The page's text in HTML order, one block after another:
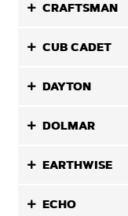
CRAFTSMAN
CUB CADET
DAYTON
DOLMAR
EARTHWISE
ECHO